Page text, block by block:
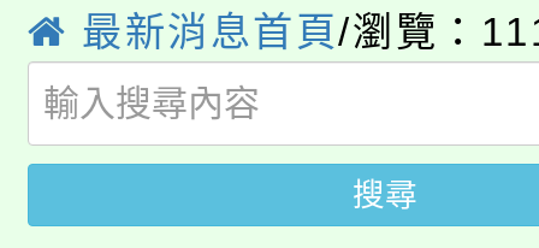
開!
115年桃園市運動會8/
田徑場及游泳池舉行。
桃園市低收入戶享有免
視費優惠，中低收入戶
半價優惠，詳情可洽有
大園自造教育及科技中
份教師增能研習
大溪自造教育及科技
最新消息首頁/瀏覽：
搜尋